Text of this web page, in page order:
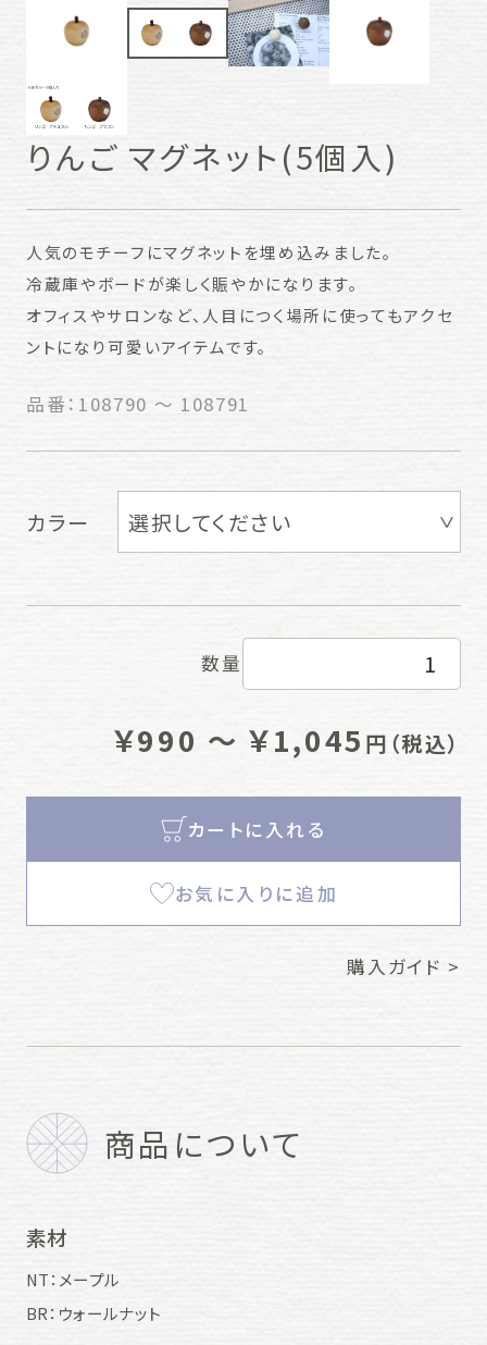
りんご マグネット(5個入)
人気のモチーフにマグネットを埋め込みました。
冷蔵庫やボードが楽しく賑やかになります。
オフィスやサロンなど、人目につく場所に使ってもアクセ
ントになり可愛いアイテムです。
品番： 108790 ～ 108791
カラー
数量
￥990 ～ ￥1,045 円 （税込）
カートに入れる
お気に入りに追加
購入ガイド >
商品について
素材
NT：メープル
BR：ウォールナット